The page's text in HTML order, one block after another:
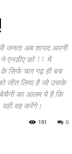
जनता अब शायद अपनी
एनडीए को 11 में
सिर्फ चार गढ़ ही बच
जीत लिया है जो उसके
बेचैनी का आलम ये है कि
वह करेंगे।
0
191